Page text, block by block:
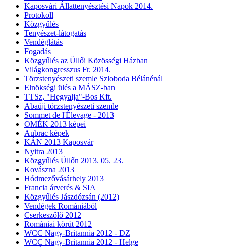
Kaposvári Állattenyésztési Napok 2014.
Protokoll
Közgyűlés
Tenyészet-látogatás
Vendéglátás
Fogadás
Közgyűlés az Üllői Közösségi Házban
Világkongresszus Fr. 2014.
Törzstenyészeti szemle Szloboda Bélánénál
Elnökségi ülés a MÁSZ-ban
TTSz, "Hegyalja"-Bos Kft.
Abaúji törzstenyészeti szemle
Sommet de l'Élevage - 2013
OMÉK 2013 képei
Aubrac képek
KÁN 2013 Kaposvár
Nyitra 2013
Közgyűlés Üllőn 2013. 05. 23.
Kovászna 2013
Hódmezővásárhely 2013
Francia árverés & SIA
Közgyűlés Jászdózsán (2012)
Vendégek Romániából
Cserkeszőlő 2012
Romániai körút 2012
WCC Nagy-Britannia 2012 - DZ
WCC Nagy-Britannia 2012 - Helge